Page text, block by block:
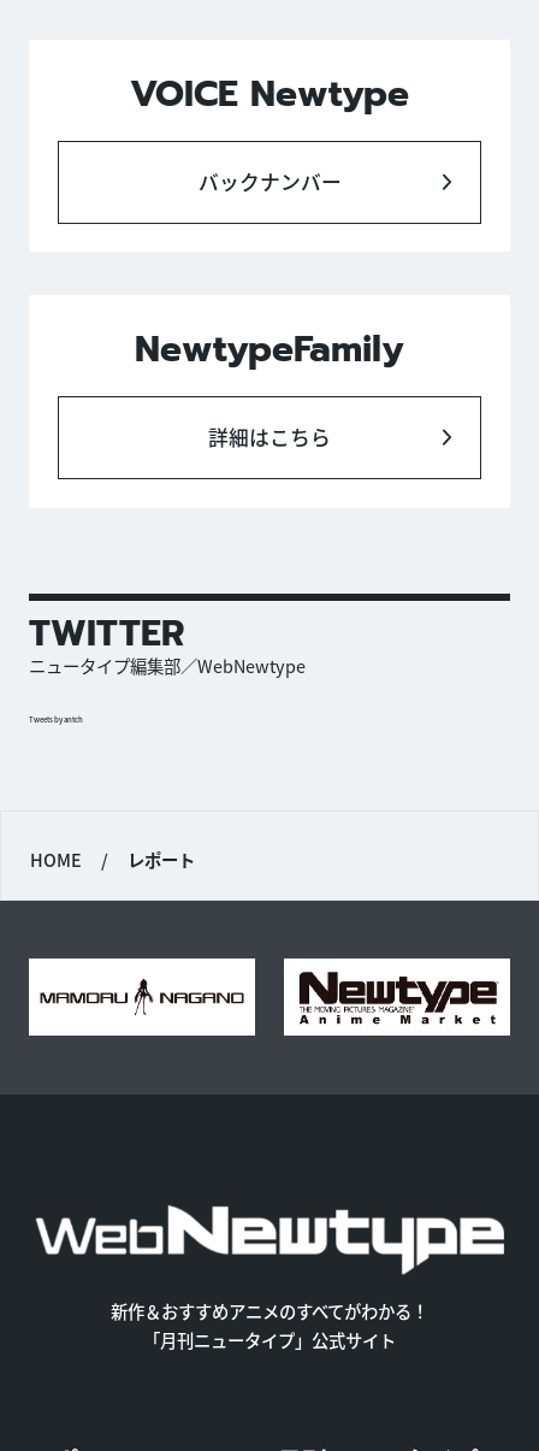
VOICE Newtype
バックナンバー
NewtypeFamily
詳細はこちら
TWITTER
ニュータイプ編集部／WebNewtype
Tweets by antch
HOME / レポート
新作＆おすすめアニメのすべてがわかる！
「月刊ニュータイプ」公式サイト